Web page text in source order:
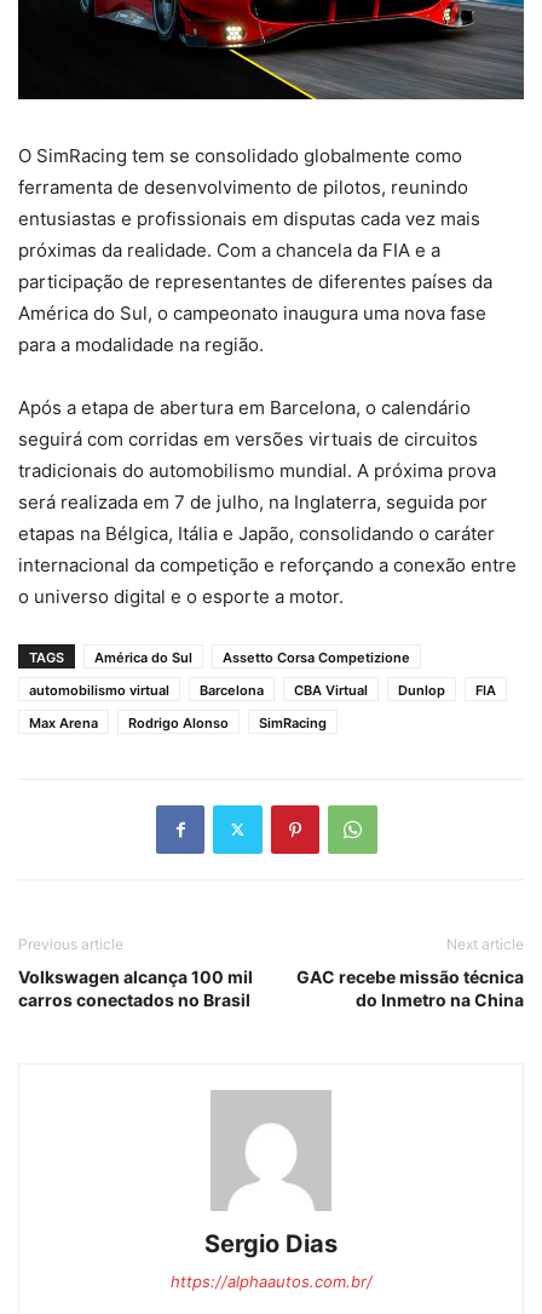
O SimRacing tem se consolidado globalmente como
ferramenta de desenvolvimento de pilotos, reunindo
entusiastas e profissionais em disputas cada vez mais
próximas da realidade. Com a chancela da FIA e a
participação de representantes de diferentes países da
América do Sul, o campeonato inaugura uma nova fase
para a modalidade na região.
Após a etapa de abertura em Barcelona, o calendário
seguirá com corridas em versões virtuais de circuitos
tradicionais do automobilismo mundial. A próxima prova
será realizada em 7 de julho, na Inglaterra, seguida por
etapas na Bélgica, Itália e Japão, consolidando o caráter
internacional da competição e reforçando a conexão entre
o universo digital e o esporte a motor.
TAGS América do Sul
Assetto Corsa Competizione
automobilismo virtual
Barcelona CBA Virtual Dunlop
FIA
Max Arena
Rodrigo Alonso SimRacing
Previous article
Volkswagen alcança 100 mil
carros conectados no Brasil
Next article
GAC recebe missão técnica
do Inmetro na China
Sergio Dias
https://alphaautos.com.br/